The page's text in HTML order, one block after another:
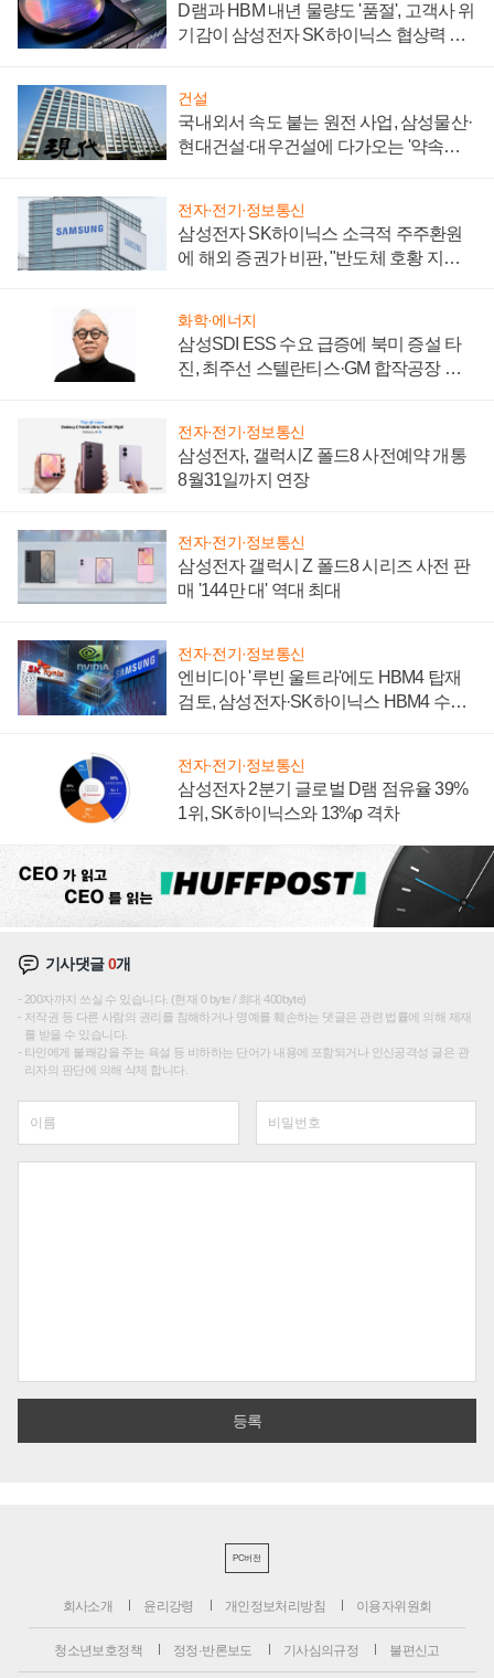
D램과 HBM 내년 물량도 '품절', 고객사 위
기감이 삼성전자 SK하이닉스 협상력 더
건설
국내외서 속도 붙는 원전 사업, 삼성물산·
현대건설·대우건설에 다가오는 '약속의
전자·전기·정보통신
삼성전자 SK하이닉스 소극적 주주환원
에 해외 증권가 비판, "반도체 호황 지속
화학·에너지
삼성SDI ESS 수요 급증에 북미 증설 타
진, 최주선 스텔란티스·GM 합작공장 건
전자·전기·정보통신
삼성전자, 갤럭시Z 폴드8 사전예약 개통
8월31일까지 연장
전자·전기·정보통신
삼성전자 갤럭시 Z 폴드8 시리즈 사전 판
매 '144만 대' 역대 최대
전자·전기·정보통신
엔비디아 '루빈 울트라'에도 HBM4 탑재
검토, 삼성전자·SK하이닉스 HBM4 수율
전자·전기·정보통신
삼성전자 2분기 글로벌 D램 점유율 39%
1위, SK하이닉스와 13%p 격차
기사댓글0개
200자까지 쓰실 수 있습니다. (현재 0 byte / 최대 400byte)
저작권 등 다른 사람의 권리를 침해하거나 명예를 훼손하는 댓글은 관련 법률에 의해 제재
를 받을 수 있습니다.
타인에게 불쾌감을 주는 욕설 등 비하하는 단어가 내용에 포함되거나 인신공격성 글은 관
리자의 판단에 의해 삭제 합니다.
PC버전
회사소개 윤리강령 개인정보처리방침 이용자위원회
청소년보호정책 정정·반론보도 기사심의규정 불편신고